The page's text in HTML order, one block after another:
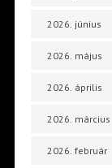
2026. június
2026. május
2026. április
2026. március
2026. február